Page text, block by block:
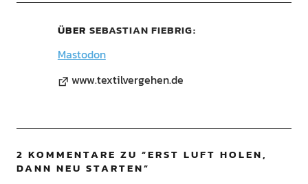
ÜBER SEBASTIAN FIEBRIG
Mastodon
www.textilvergehen.de
2 KOMMENTARE ZU “ERST LUFT HOLEN,
DANN NEU STARTEN”